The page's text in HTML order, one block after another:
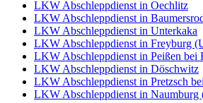
LKW Abschleppdienst in Oechlitz
LKW Abschleppdienst in
LKW Abschleppdienst in Unterkaka
LKW Abschleppdienst in Freyburg
LKW Abschleppdienst in Peißen bei
LKW Abschleppdienst in Döschwitz
LKW Abschleppdienst in Pretzsch
LKW Abschleppdienst in Naumburg